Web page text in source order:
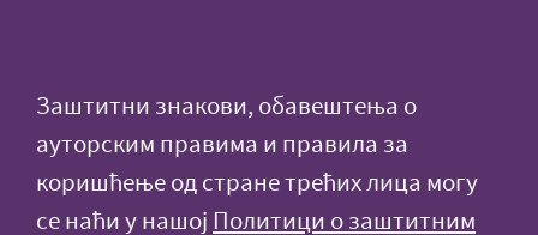
Заштитни знакови, обавештења о
ауторским правима и правила за
коришћење од стране трећих лица могу
се наћи у нашој Политици о заштитним